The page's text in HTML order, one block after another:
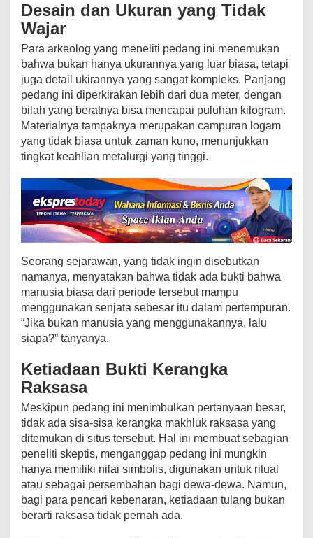
a
L
a
l
u
?
Desain dan Ukuran yang Tidak
Wajar
Para arkeolog yang meneliti pedang ini menemukan
bahwa bukan hanya ukurannya yang luar biasa, tetapi
juga detail ukirannya yang sangat kompleks. Panjang
pedang ini diperkirakan lebih dari dua meter, dengan
bilah yang beratnya bisa mencapai puluhan kilogram.
Materialnya tampaknya merupakan campuran logam
yang tidak biasa untuk zaman kuno, menunjukkan
tingkat keahlian metalurgi yang tinggi.
Seorang sejarawan, yang tidak ingin disebutkan
namanya, menyatakan bahwa tidak ada bukti bahwa
manusia biasa dari periode tersebut mampu
menggunakan senjata sebesar itu dalam pertempuran.
“Jika bukan manusia yang menggunakannya, lalu
siapa?” tanyanya.
Ketiadaan Bukti Kerangka
Raksasa
Meskipun pedang ini menimbulkan pertanyaan besar,
tidak ada sisa-sisa kerangka makhluk raksasa yang
ditemukan di situs tersebut. Hal ini membuat sebagian
peneliti skeptis, menganggap pedang ini mungkin
hanya memiliki nilai simbolis, digunakan untuk ritual
atau sebagai persembahan bagi dewa-dewa. Namun,
bagi para pencari kebenaran, ketiadaan tulang bukan
berarti raksasa tidak pernah ada.